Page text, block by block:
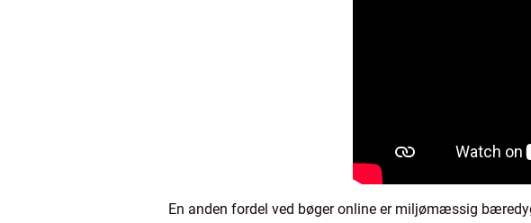
En anden fordel ved bøger online er miljømæssig